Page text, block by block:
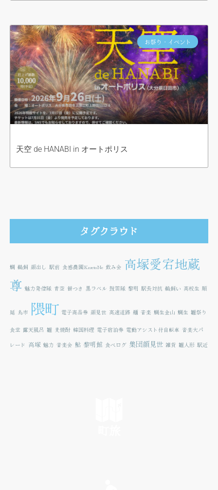
お祭り・イベント
天空 de HANABI in オートポリス
タグクラウド
鯛 鵜飼 顔出し 駅前 食感農園KazetoNe 飲み会 高塚愛宕地蔵
尊 魅力発信隊 青空 餅つき 黒ラベル 鼓笛隊 黎明 駅長対抗 鵜飼い 高校生 順
延 鳥市 隈町 電子商品券 顔見世 高速道路 麺 音楽 鯛生金山 鯛生 雛祭り
食堂 露天風呂 雛 麦焼酎 韓国料理 電子宿泊券 電動アシスト付自転車 音楽大パ
レード 高塚 魅力 音楽会 鮎 黎明館 食べログ 集団顔見世 雑貨 雛人形 駅近